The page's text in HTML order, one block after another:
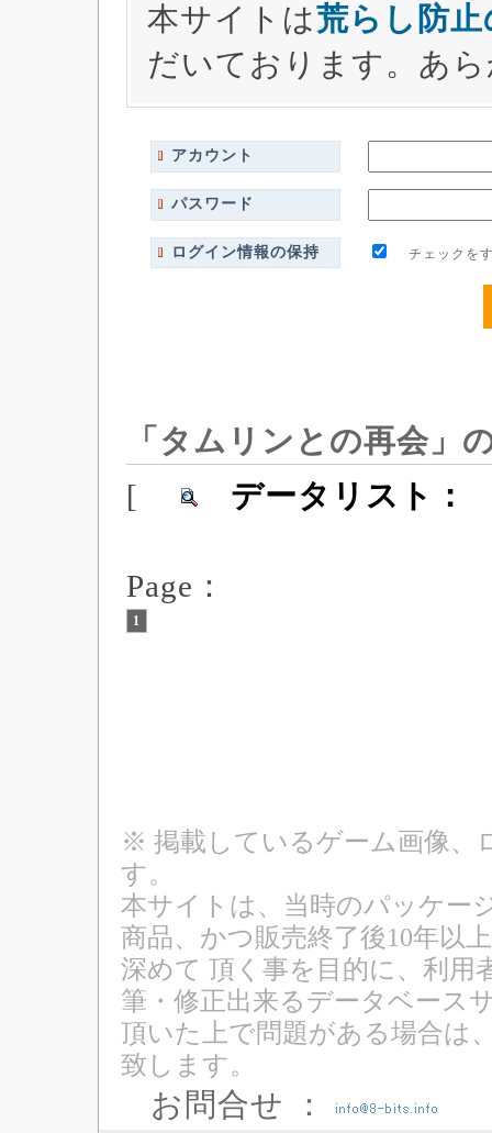
本サイトは荒らし防
だいております。あ
アカウント
パスワード
ログイン情報の保持 チェックをす
「タムリンとの再会」
[
データリスト：
Page：
1
※ 掲載しているゲーム画像、
す。
本サイトは、当時のパッケー
商品、かつ販売終了後10年以
深めて 頂く事を目的に、利用
筆・修正出来るデータベース
頂いた上で問題がある場合は
致します。
お問合せ ：